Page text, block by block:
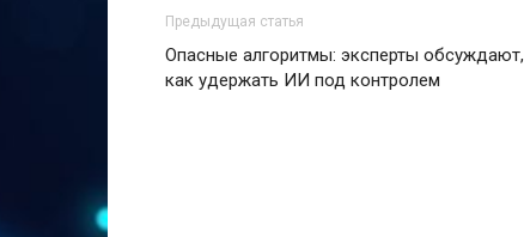
Предыдущая статья
Опасные алгоритмы: эксперты обсуждают,
как удержать ИИ под контролем